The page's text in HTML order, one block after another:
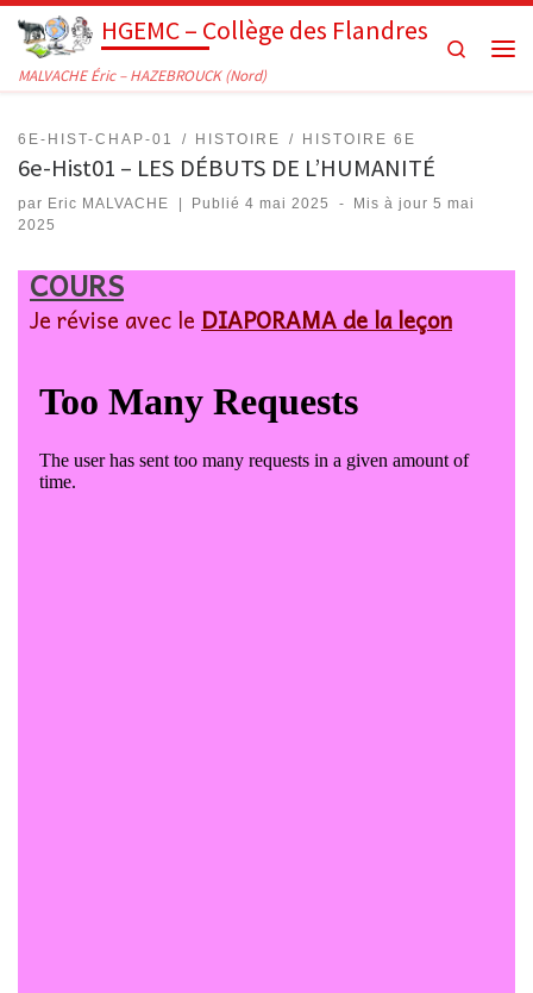
Passer au contenuHGEMC – Collège des Flandres
MALVACHE Éric – HAZEBROUCK (Nord)
Search
6E-HIST-CHAP-01 HISTOIRE HISTOIRE 6E
6e-Hist01 – LES DÉBUTS DE L’HUMANITÉ
par Eric MALVACHE Publié4 mai 2025 - Mis à jour5 mai
2025
COURS
Je révise avec le DIAPORAMA de la leçon